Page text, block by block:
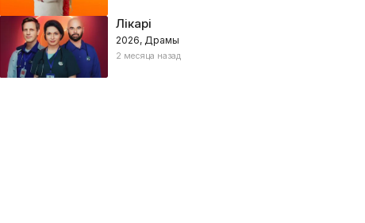
Лікарі
2026, Драмы
2 месяца назад